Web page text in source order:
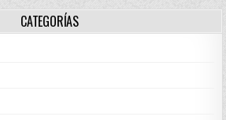
CATEGORÍAS